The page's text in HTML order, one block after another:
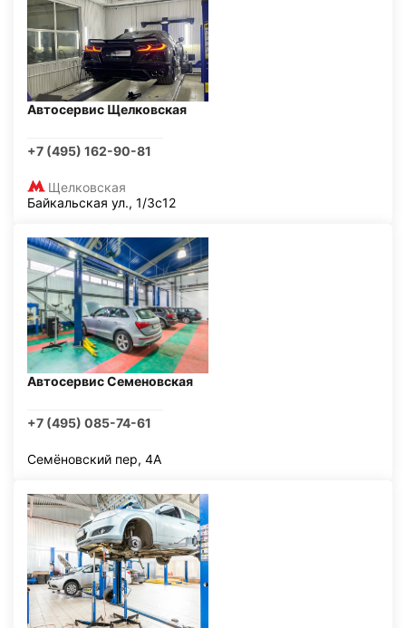
Автосервис Щелковская
+7 (495) 162-90-81
Щелковская
Байкальская ул., 1/3с12
Автосервис Семеновская
+7 (495) 085-74-61
Семёновский пер, 4А